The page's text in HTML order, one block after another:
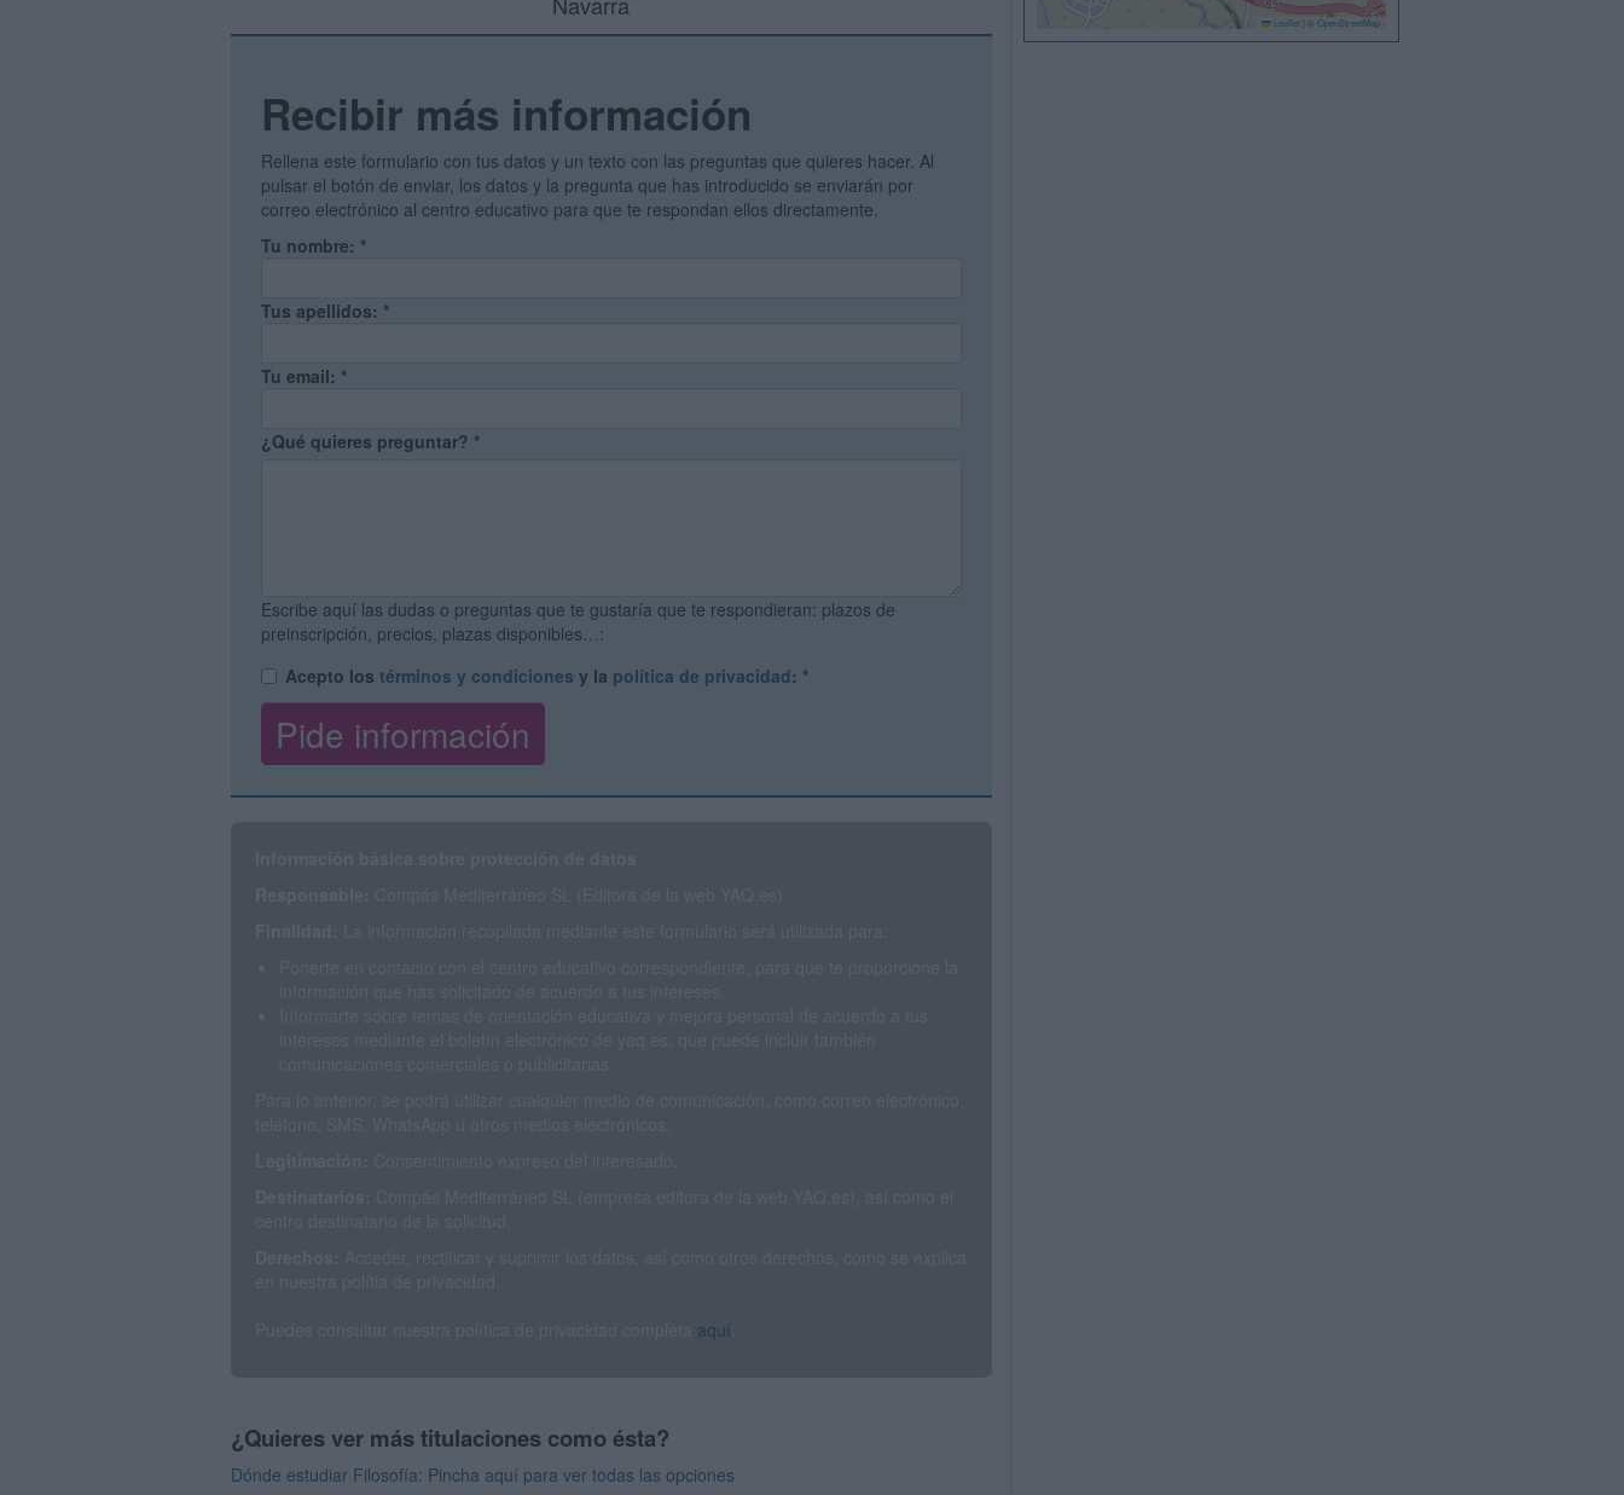
Recibir más información
Rellena este formulario con tus datos y un texto con las preguntas que quieres hacer. Al
pulsar el botón de enviar, los datos y la pregunta que has introducido se enviarán por
correo electrónico al centro educativo para que te respondan ellos directamente.
Tu nombre: *
Tus apellidos: *
Tu email: *
¿Qué quieres preguntar? *
Escribe aquí las dudas o preguntas que te gustaría que te respondieran: plazos de
preinscripción, precios, plazas disponibles…:
Acepto los términos y condiciones y la política de privacidad: *
aquí
¿Quieres ver más titulaciones como ésta?
Dónde estudiar Filosofía: Pincha aquí para ver todas las opciones
Leaflet © OpenStreetMap